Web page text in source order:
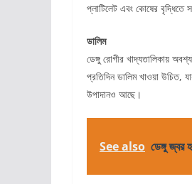
প্লাটিলেট এবং কোষের বৃদ্ধিতে
ডালিম
ডেঙ্গু রোগীর খাদ্যতালিকায়
প্রতিদিন ডালিম খাওয়া উচিত,
উপাদানও আছে।
See also ডেঙ্গু জ্বর